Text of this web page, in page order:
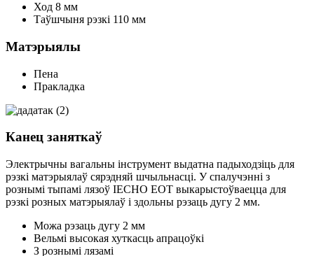
Ход 8 мм
Таўшчыня рэзкі 110 мм
Матэрыялы
Пена
Пракладка
Канец заняткаў
Электрычны вагальны інструмент выдатна падыходзіць для
рэзкі матэрыялаў сярэдняй шчыльнасці. У спалучэнні з
рознымі тыпамі лязоў IECHO EOT выкарыстоўваецца для
рэзкі розных матэрыялаў і здольны рэзаць дугу 2 мм.
Можа рэзаць дугу 2 мм
Вельмі высокая хуткасць апрацоўкі
З рознымі лязамі